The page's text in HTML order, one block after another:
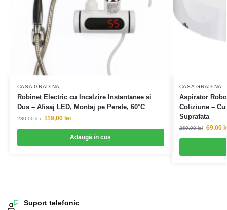
CASA GRADINA
Robinet Electric cu Incalzire Instantanee si
Dus – Afisaj LED, Montaj pe Perete, 60°C
280,00lei 119,00 lei
Adaugă în coș
CASA GRADINA
Aspirator
Coliziune –
Suprafata
269,00lei 69,00
Suport telefonic